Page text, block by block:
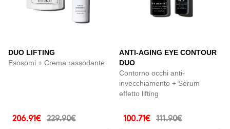
DUO LIFTING
Esosomi + Crema rassodante
206.91€ 229.90€
ANTI-AGING EYE CONTOUR
DUO
Contorno occhi anti-
invecchiamento + Serum
effetto lifting
100.71€ 111.90€